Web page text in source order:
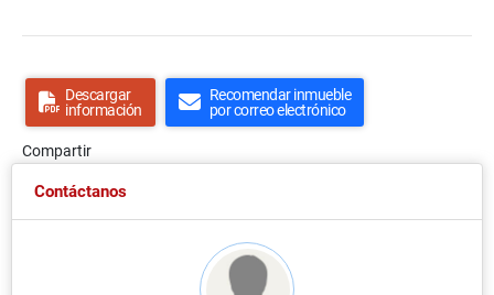
Descargar
información
Recomendar inmueble
por correo electrónico
Compartir
Contáctanos